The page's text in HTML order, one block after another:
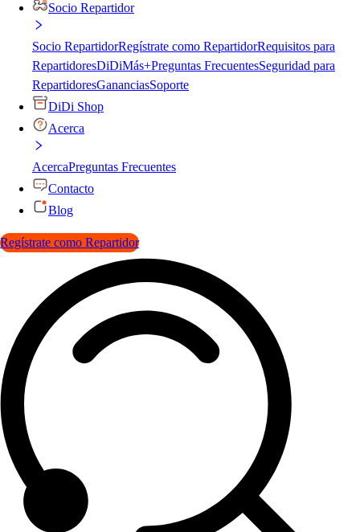
Socio Repartidor
Socio RepartidorRegístrate como RepartidorRequisitos para
RepartidoresDiDiMás+Preguntas FrecuentesSeguridad para
RepartidoresGananciasSoporte
DiDi Shop
Acerca
AcercaPreguntas Frecuentes
Contacto
Blog
Regístrate como Repartidor